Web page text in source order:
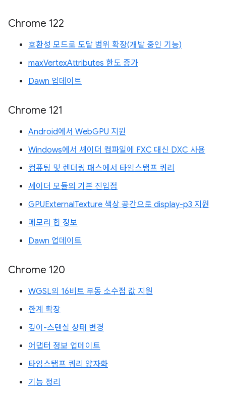
Chrome 122
호환성 모드로 도달 범위 확장(개발 중인 기능)
maxVertexAttributes 한도 증가
Dawn 업데이트
Chrome 121
Android에서 WebGPU 지원
Windows에서 셰이더 컴파일에 FXC 대신 DXC 사용
컴퓨팅 및 렌더링 패스에서 타임스탬프 쿼리
셰이더 모듈의 기본 진입점
GPUExternalTexture 색상 공간으로 display-p3 지원
메모리 힙 정보
Dawn 업데이트
Chrome 120
WGSL의 16비트 부동 소수점 값 지원
한계 확장
깊이-스텐실 상태 변경
어댑터 정보 업데이트
타임스탬프 쿼리 양자화
기능 정리